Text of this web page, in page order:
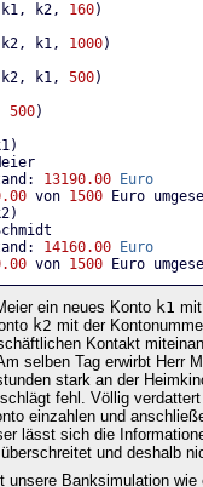
k2, 160)
k1, 1000)
k1, 500)
500)
13190.00 Euro
von 1500 Euro
14160.00 Euro
von 1500 Euro
ein neues Konto k1
k2 mit der
Kontakt
selben Tag erwirbt Herr
stark an der
fehl. Völlig
einzahlen und
lässt sich die
und deshalb
unsere Banksimulation